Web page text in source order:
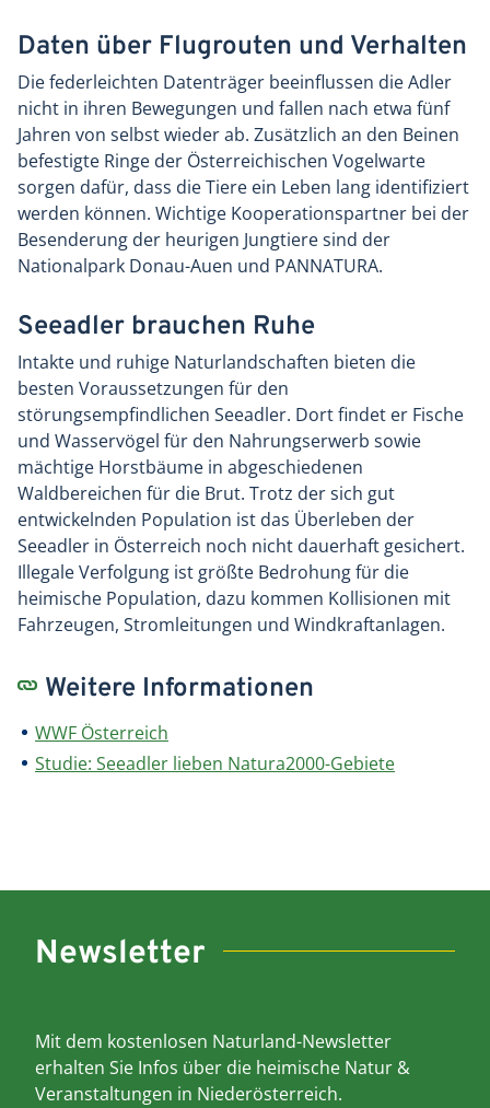
Daten über Flugrouten und Verhalten
Die federleichten Datenträger beeinflussen die Adler
nicht in ihren Bewegungen und fallen nach etwa fünf
Jahren von selbst wieder ab. Zusätzlich an den Beinen
befestigte Ringe der Österreichischen Vogelwarte
sorgen dafür, dass die Tiere ein Leben lang identifiziert
werden können. Wichtige Kooperationspartner bei der
Besenderung der heurigen Jungtiere sind der
Nationalpark Donau-Auen und PANNATURA.
Seeadler brauchen Ruhe
Intakte und ruhige Naturlandschaften bieten die
besten Voraussetzungen für den
störungsempfindlichen Seeadler. Dort findet er Fische
und Wasservögel für den Nahrungserwerb sowie
mächtige Horstbäume in abgeschiedenen
Waldbereichen für die Brut. Trotz der sich gut
entwickelnden Population ist das Überleben der
Seeadler in Österreich noch nicht dauerhaft gesichert.
Illegale Verfolgung ist größte Bedrohung für die
heimische Population, dazu kommen Kollisionen mit
Fahrzeugen, Stromleitungen und Windkraftanlagen.
Weitere Informationen
WWF Österreich
Studie: Seeadler lieben Natura2000-Gebiete
Newsletter
Mit dem kostenlosen Naturland-Newsletter
erhalten Sie Infos über die heimische Natur &
Veranstaltungen in Niederösterreich.